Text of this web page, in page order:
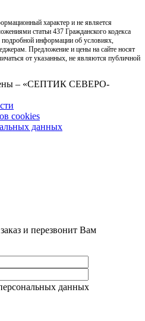
характер и не является
статьи 437 Гражданского кодекса
информации об условиях,
Предложение и цены на сайте носят
от указанных, не являются публичной
– «СЕПТИК СЕВЕРО-
cookies
данных
и перезвонит Вам
данных